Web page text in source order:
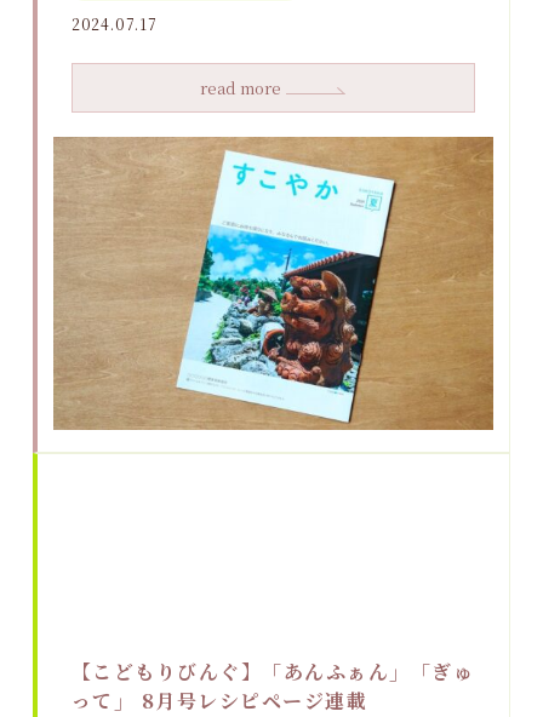
2024.07.17
read more
【こどもりびんぐ】「あんふぁん」「ぎゅ
って」 8月号レシピページ連載